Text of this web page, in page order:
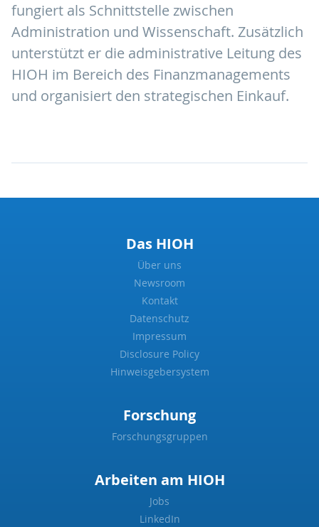
fungiert als Schnittstelle zwischen
Administration und Wissenschaft. Zusätzlich
unterstützt er die administrative Leitung des
HIOH im Bereich des Finanzmanagements
und organisiert den strategischen Einkauf.
Das HIOH
Über uns
Newsroom
Kontakt
Datenschutz
Impressum
Disclosure Policy
Hinweisgebersystem
Forschung
Forschungsgruppen
Arbeiten am HIOH
Jobs
LinkedIn